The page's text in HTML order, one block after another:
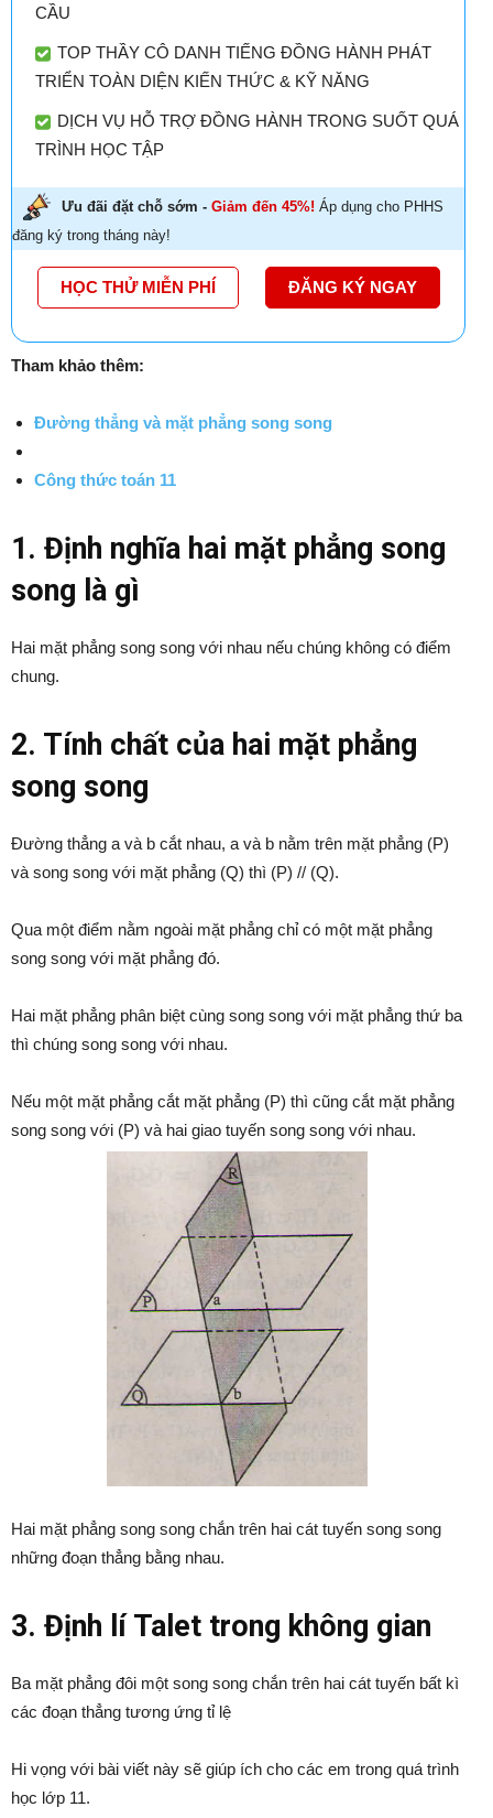
CẦU
TOP THẦY CÔ DANH TIẾNG ĐỒNG HÀNH PHÁT
TRIỂN TOÀN DIỆN KIẾN THỨC & KỸ NĂNG
DỊCH VỤ HỖ TRỢ ĐỒNG HÀNH TRONG SUỐT QUÁ
TRÌNH HỌC TẬP
Ưu đãi đặt chỗ sớm - Giảm đến 45%! Áp dụng cho PHHS
đăng ký trong tháng này!
HỌC THỬ MIỄN PHÍ ĐĂNG KÝ NGAY
Tham khảo thêm:
Đường thẳng và mặt phẳng song song
Công thức toán 11
1. Định nghĩa hai mặt phẳng song
song là gì
Hai mặt phẳng song song với nhau nếu chúng không có điểm
chung.
2. Tính chất của hai mặt phẳng
song song
Đường thẳng a và b cắt nhau, a và b nằm trên mặt phẳng (P)
và song song với mặt phẳng (Q) thì (P) // (Q).
Qua một điểm nằm ngoài mặt phẳng chỉ có một mặt phẳng
song song với mặt phẳng đó.
Hai mặt phẳng phân biệt cùng song song với mặt phẳng thứ ba
thì chúng song song với nhau.
Nếu một mặt phẳng cắt mặt phẳng (P) thì cũng cắt mặt phẳng
song song với (P) và hai giao tuyến song song với nhau.
Hai mặt phẳng song song chắn trên hai cát tuyến song song
những đoạn thẳng bằng nhau.
3. Định lí Talet trong không gian
Ba mặt phẳng đôi một song song chắn trên hai cát tuyến bất kì
các đoạn thẳng tương ứng tỉ lệ
Hi vọng với bài viết này sẽ giúp ích cho các em trong quá trình
học lớp 11.